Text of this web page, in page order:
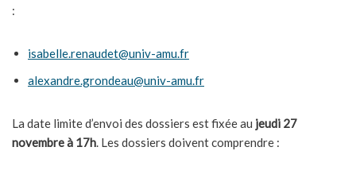
:
isabelle.renaudet@univ-amu.fr
alexandre.grondeau@univ-amu.fr
La date limite d’envoi des dossiers est fixée au jeudi 27
novembre à 17h. Les dossiers doivent comprendre :